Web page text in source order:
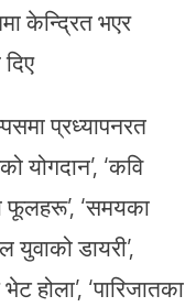
केन्द्रित भएर
प्रध्यापनरत
योगदान’, ‘कवि
फूलहरू’, ‘समयका
युवाको डायरी’,
होला’, ‘पारिजातका